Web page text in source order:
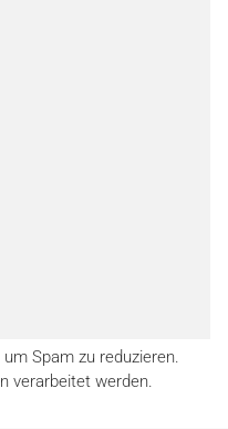
Spam zu reduzieren.
verarbeitet werden.